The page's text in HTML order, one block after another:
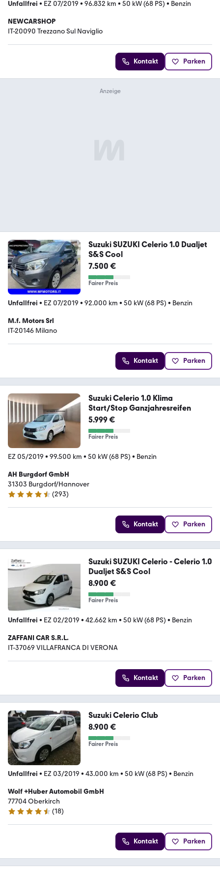
Unfallfrei • EZ 07/2019 • 96.832 km • 50 kW (68 PS) • Benzin
NEWCARSHOP
IT-20090 Trezzano Sul Naviglio
Kontakt Parken
Suzuki SUZUKI Celerio 1.0 Dualjet
S&S Cool
7.500 €
Fairer Preis
Unfallfrei • EZ 07/2019 • 92.000 km • 50 kW (68 PS) • Benzin
M.f. Motors Srl
IT-20146 Milano
Kontakt Parken
Suzuki Celerio 1.0 Klima
Start/Stop Ganzjahresreifen
5.999 €
Fairer Preis
EZ 05/2019 • 99.500 km • 50 kW (68 PS) • Benzin
AH Burgdorf GmbH
31303 Burgdorf/Hannover
4.7 Sterne
(293)
Kontakt Parken
Suzuki SUZUKI Celerio - Celerio 1.0
Dualjet S&S Cool
8.900 €
Fairer Preis
Unfallfrei • EZ 02/2019 • 42.662 km • 50 kW (68 PS) • Benzin
ZAFFANI CAR S.R.L.
IT-37069 VILLAFRANCA DI VERONA
Kontakt Parken
Suzuki Celerio Club
8.900 €
Fairer Preis
Unfallfrei • EZ 03/2019 • 43.000 km • 50 kW (68 PS) • Benzin
Wolf +Huber Automobil GmbH
77704 Oberkirch
4.7 Sterne
(18)
Kontakt Parken